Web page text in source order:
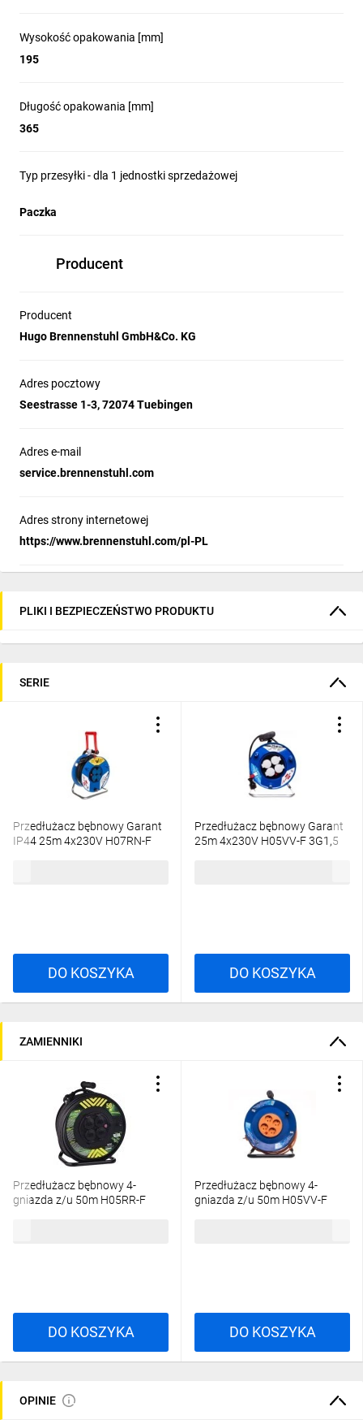
Wysokość opakowania [mm]
195
Długość opakowania [mm]
365
Typ przesyłki - dla 1 jednostki sprzedażowej
Paczka
Producent
Producent
Hugo Brennenstuhl GmbH&Co. KG
Adres pocztowy
Seestrasse 1-3, 72074 Tuebingen
Adres e-mail
service.brennenstuhl.com
Adres strony internetowej
https://www.brennenstuhl.com/pl-PL
PLIKI I BEZPIECZEŃSTWO PRODUKTU
SERIE
Przedłużacz bębnowy Garant
IP44 25m 4x230V H07RN-F
DO KOSZYKA
Przedłużacz bębnowy Garant
25m 4x230V H05VV-F 3G1,5
DO KOSZYKA
ZAMIENNIKI
Przedłużacz bębnowy 4-
gniazda z/u 50m H05RR-F
DO KOSZYKA
Przedłużacz bębnowy 4-
gniazda z/u 50m H05VV-F
DO KOSZYKA
OPINIE